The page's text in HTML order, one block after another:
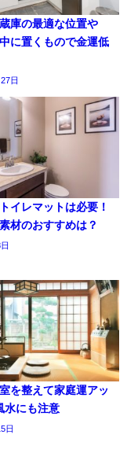
庫の最適な位置や
に置くもので金運低
日
イレマットは必要！
材のおすすめは？
を整えて家庭運アッ
水にも注意
日